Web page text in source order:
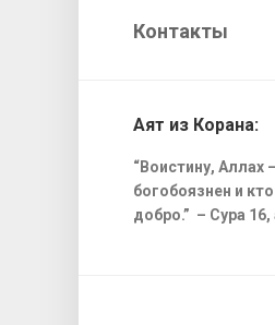
Контакты
Аят из Корана:
“Воистину, Аллах
богобоязнен и
добро.” – Сура 16,